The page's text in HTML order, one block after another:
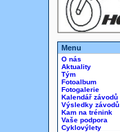
Menu
O nás
Aktuality
Tým
Fotoalbum
Fotogalerie
Kalendář závodů
Výsledky závodů
Kam na trénink
Vaše podpora
Cyklovýlety